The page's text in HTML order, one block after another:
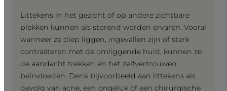
Littekens in het gezicht of op andere zichtbare
plekken kunnen als storend worden ervaren. Vooral
wanneer ze diep liggen, ingevallen zijn of sterk
contrasteren met de omliggende huid, kunnen ze
de aandacht trekken en het zelfvertrouwen
beïnvloeden. Denk bijvoorbeeld aan littekens als
gevolg van acne, een ongeluk of een chirurgische